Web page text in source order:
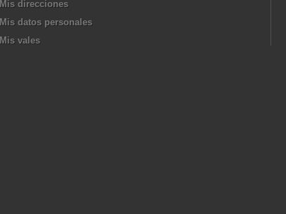
Mis direcciones
Mis datos personales
Mis vales